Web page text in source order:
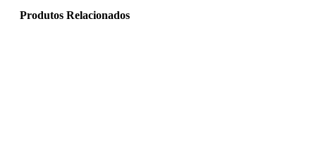
Produtos Relacionados